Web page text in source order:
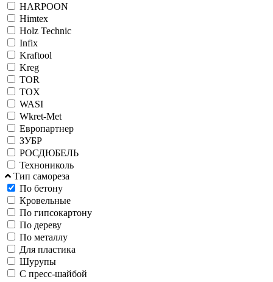
HARPOON
Himtex
Holz Technic
Infix
Kraftool
Kreg
TOR
TOX
WASI
Wkret-Met
Европартнер
ЗУБР
РОСДЮБЕЛЬ
Технониколь
Тип самореза
По бетону
Кровельные
По гипсокартону
По дереву
По металлу
Для пластика
Шурупы
С пресс-шайбой